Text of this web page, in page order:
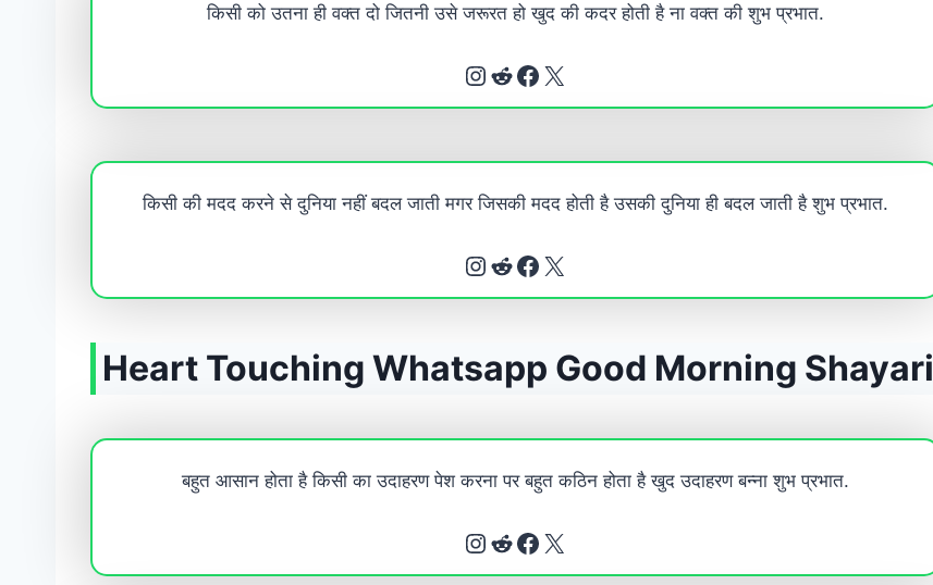
किसी को उतना ही वक्त दो जितनी उसे जरूरत हो खुद की कदर होती है ना वक्त की शुभ प्रभात.
InstagramReddit Facebook X
किसी की मदद करने से दुनिया नहीं बदल जाती मगर जिसकी मदद होती है उसकी दुनिया ही बदल जाती है शुभ प्रभात.
InstagramReddit Facebook X
Heart Touching Whatsapp Good Morning Shayari
बहुत आसान होता है किसी का उदाहरण पेश करना पर बहुत कठिन होता है खुद उदाहरण बन्ना शुभ प्रभात.
InstagramReddit Facebook X